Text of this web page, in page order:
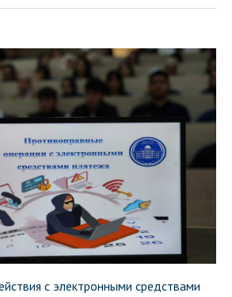
с электронными средствами